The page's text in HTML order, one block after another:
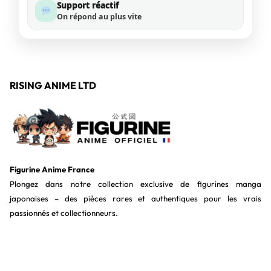
Support réactif
On répond au plus vite
RISING ANIME LTD
Figurine Anime France
Plongez dans notre collection exclusive de figurines manga
japonaises – des pièces rares et authentiques pour les vrais
passionnés et collectionneurs.